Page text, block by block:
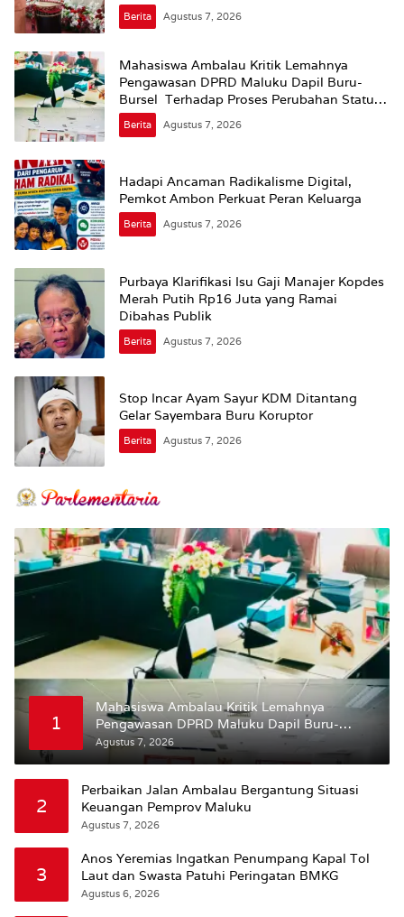
Berita Agustus 7, 2026
Mahasiswa Ambalau Kritik Lemahnya
Pengawasan DPRD Maluku Dapil Buru-
Bursel Terhadap Proses Perubahan Status
Jalan
Berita Agustus 7, 2026
Hadapi Ancaman Radikalisme Digital,
Pemkot Ambon Perkuat Peran Keluarga
Berita Agustus 7, 2026
Purbaya Klarifikasi Isu Gaji Manajer Kopdes
Merah Putih Rp16 Juta yang Ramai
Dibahas Publik
Berita Agustus 7, 2026
Stop Incar Ayam Sayur KDM Ditantang
Gelar Sayembara Buru Koruptor
Berita Agustus 7, 2026
1
Mahasiswa Ambalau Kritik Lemahnya
Pengawasan DPRD Maluku Dapil Buru-
Bursel Terhadap Proses Perubahan Status
Agustus 7, 2026
2
Perbaikan Jalan Ambalau Bergantung Situasi
Keuangan Pemprov Maluku
Agustus 7, 2026
3
Anos Yeremias Ingatkan Penumpang Kapal Tol
Laut dan Swasta Patuhi Peringatan BMKG
Agustus 6, 2026